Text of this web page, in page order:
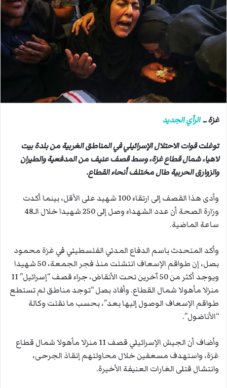
ر
ل
و
ي
ا
غزة ــالرأي الجديد
توغلت قوات الاحتلال الإسرائيلي في المناطق الغربية من بلدة بيت
لاهيا، شمال قطاع غزة، وسط قصف عنيف من المدفعية والطيران
والزوارق الحربية طال مختلف أنحاء القطاع.
وأدى هذا القصف إلى ارتقاء 100 شهيد على الأقل، بينما أكدت
وزارة الصحة أن عدد الشهداء وصل إلى 250 شهيدا خلال الـ48
ساعة الماضية.
وأكد المتحدث باسم الدفاع المدني الفلسطيني في غزة محمود
بصل، إن طواقم الإسعاف انتشلت منذ فجر الجمعة، 50 شهيدا
ويوجد أكثر من 50 آخرين تحت الأنقاض، جراء قصف “إسرائيل” 11
منزلا مأهولا شمال القطاع. وأفاد بصل “توجد مناطق لم تستطع
طواقم الإسعاف الوصول إليها بعد”، بحسب ما نقلت وكالة
“الأناضول”.
وأضاف أن الجيش الإسرائيلي قصف 11 منزلا مأهولا شمال قطاع
غزة، واستهدف مسعفين خلال محاولتهم إنقاذ الجرحى،
وانتشال قتلى الغارات العنيفة الأخيرة.